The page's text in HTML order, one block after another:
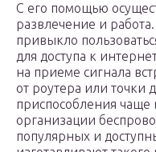
С его помощью
развлечение и
привыкло
для доступа к
на приеме сигнала
от роутера или точки
приспособления чаще
организации
популярных и